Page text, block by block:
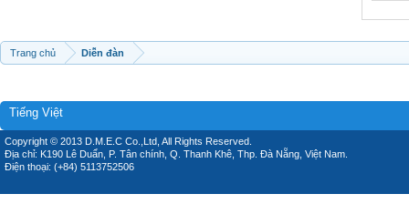
Trang chủ Diễn đàn
Tiếng Việt
Copyright © 2013 D.M.E.C Co.,Ltd, All Rights Reserved.
Địa chỉ: K190 Lê Duẩn, P. Tân chính, Q. Thanh Khê, Thp. Đà Nẵng, Việt Nam.
Điện thoại: (+84) 5113752506